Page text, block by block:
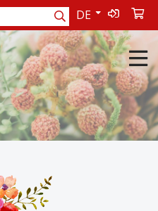
DE